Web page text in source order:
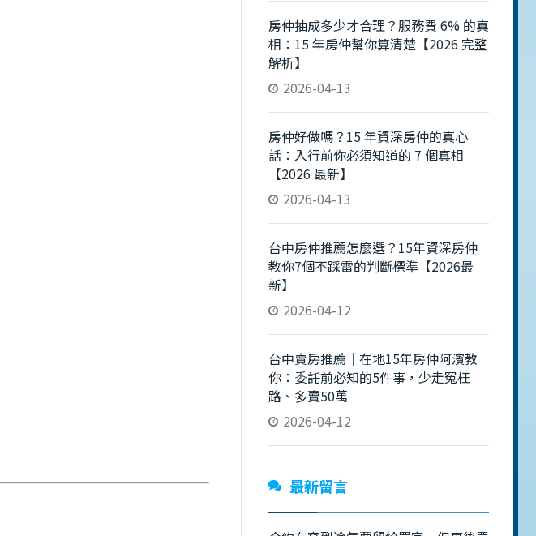
房仲抽成多少才合理？服務費 6% 的真
相：15 年房仲幫你算清楚【2026 完整
解析】
2026-04-13
房仲好做嗎？15 年資深房仲的真心
話：入行前你必須知道的 7 個真相
【2026 最新】
2026-04-13
台中房仲推薦怎麼選？15年資深房仲
教你7個不踩雷的判斷標準【2026最
新】
2026-04-12
台中賣房推薦｜在地15年房仲阿濱教
你：委託前必知的5件事，少走冤枉
路、多賣50萬
2026-04-12
最新留言